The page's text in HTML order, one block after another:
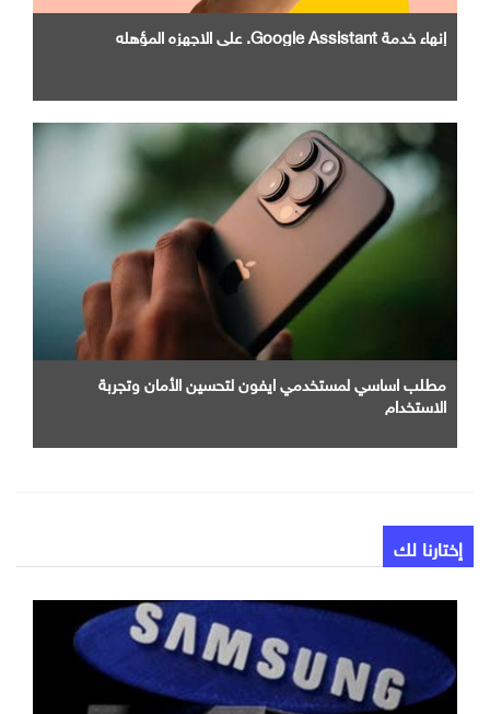
إنهاء خدمة Google Assistant. علي الاجهزه المؤهله
مطلب اساسي لمستخدمي ايفون لتحسين الأمان وتجربة
الاستخدام
إختارنا لك